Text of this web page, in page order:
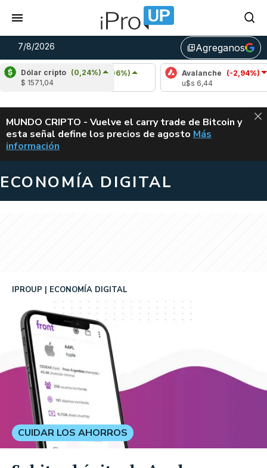
7/8/2026 library_addAgreganos
Dólar cripto (0,24%)
$ 1571,04
Cardano (6,06%)
u$s 0,20
Avalanche (-2,94%)
u$s 6,44
ALERTA
MUNDO CRIPTO - Vuelve el carry trade de Bitcoin y
esta señal define los precios de agosto VUELVE EL
Más
información
ECONOMÍA DIGITAL
IPROUP ECONOMÍA DIGITAL
CUIDAR LOS AHORROS